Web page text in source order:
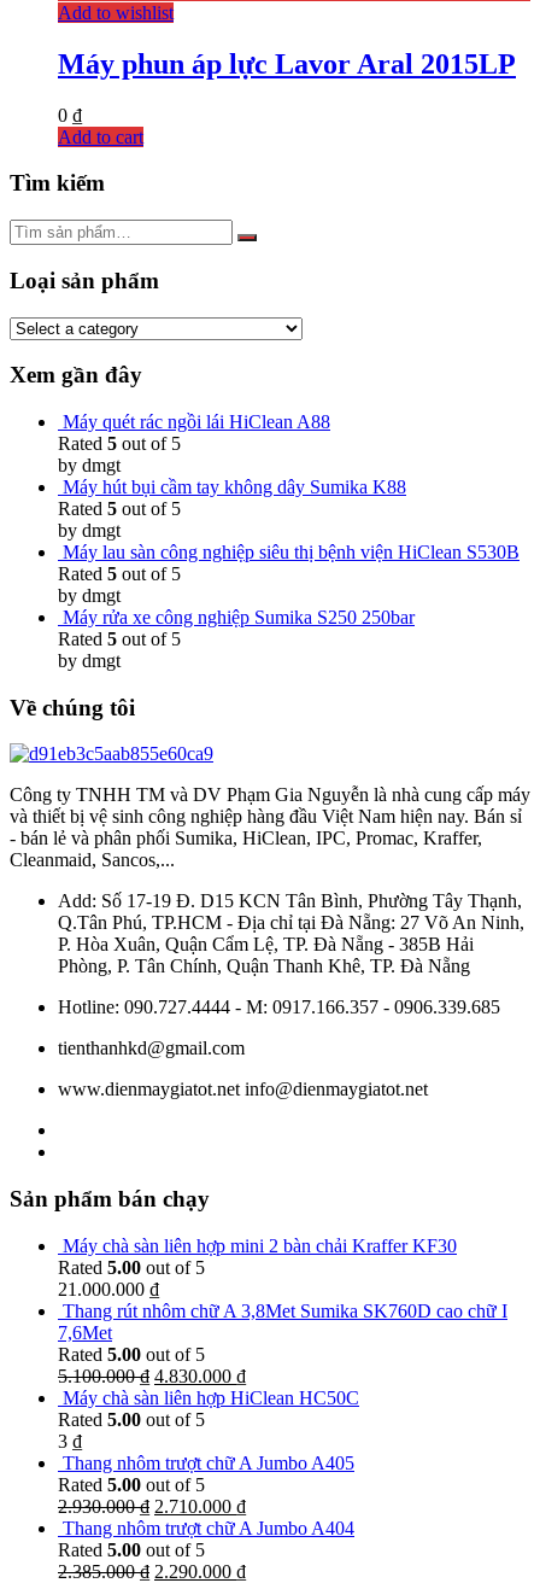
Add to wishlist
Máy phun áp lực Lavor Aral 2015LP
0 ₫
Add to cart
Tìm kiếm
Loại sản phẩm
Xem gần đây
Máy quét rác ngồi lái HiClean A88
Rated 5 out of 5
by dmgt
Máy hút bụi cầm tay không dây Sumika K88
Rated 5 out of 5
by dmgt
Máy lau sàn công nghiệp siêu thị bệnh viện HiClean S530B
Rated 5 out of 5
by dmgt
Máy rửa xe công nghiệp Sumika S250 250bar
Rated 5 out of 5
by dmgt
Về chúng tôi
Công ty TNHH TM và DV Phạm Gia Nguyễn là nhà cung cấp máy
và thiết bị vệ sinh công nghiệp hàng đầu Việt Nam hiện nay. Bán sỉ
- bán lẻ và phân phối Sumika, HiClean, IPC, Promac, Kraffer,
Cleanmaid, Sancos,...
Add: Số 17-19 Đ. D15 KCN Tân Bình, Phường Tây Thạnh,
Q.Tân Phú, TP.HCM - Địa chỉ tại Đà Nẵng: 27 Võ An Ninh,
P. Hòa Xuân, Quận Cẩm Lệ, TP. Đà Nẵng - 385B Hải
Phòng, P. Tân Chính, Quận Thanh Khê, TP. Đà Nẵng
Hotline: 090.727.4444 - M: 0917.166.357 - 0906.339.685
tienthanhkd@gmail.com
www.dienmaygiatot.net info@dienmaygiatot.net
Sản phẩm bán chạy
Máy chà sàn liên hợp mini 2 bàn chải Kraffer KF30
Rated 5.00 out of 5
21.000.000 ₫
Thang rút nhôm chữ A 3,8Met Sumika SK760D cao chữ I
7,6Met
Rated 5.00 out of 5
5.100.000₫ 4.830.000 ₫
Máy chà sàn liên hợp HiClean HC50C
Rated 5.00 out of 5
3 ₫
Thang nhôm trượt chữ A Jumbo A405
Rated 5.00 out of 5
2.930.000₫ 2.710.000 ₫
Thang nhôm trượt chữ A Jumbo A404
Rated 5.00 out of 5
2.385.000₫ 2.290.000 ₫